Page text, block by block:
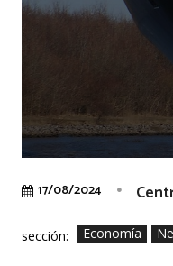
17/08/2024
sección: Economía